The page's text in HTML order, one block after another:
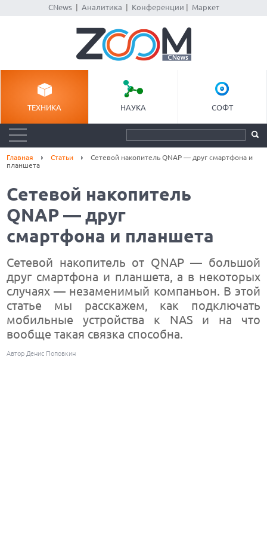
CNews| Аналитика Конференции Маркет
ТЕХНИКА НАУКА СОФТ
Главная Статьи
Cетевой накопитель QNAP — друг смартфона и
планшета
Cетевой накопитель
QNAP — друг
смартфона и планшета
Сетевой накопитель от QNAP — большой
друг смартфона и планшета, а в некоторых
случаях — незаменимый компаньон. В этой
статье мы расскажем, как подключать
мобильные устройства к NAS и на что
вообще такая связка способна.
Автор Денис Поповкин